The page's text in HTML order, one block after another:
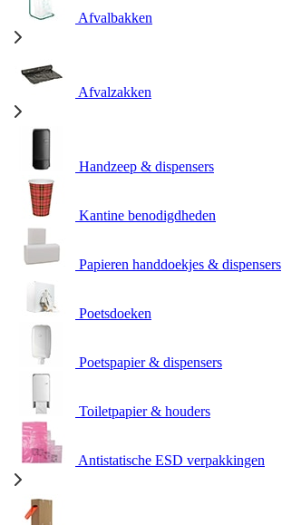
Afvalbakken
Afvalzakken
Handzeep & dispensers
Kantine benodigdheden
Papieren handdoekjes & dispensers
Poetsdoeken
Poetspapier & dispensers
Toiletpapier & houders
Antistatische ESD verpakkingen